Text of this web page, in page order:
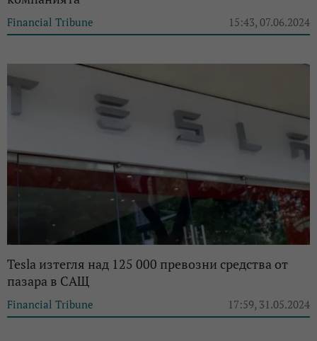
Financial Tribune 15:43, 07.06.2024
Tesla изтегля над 125 000 превозни средства от
пазара в САЩ
Financial Tribune 17:59, 31.05.2024